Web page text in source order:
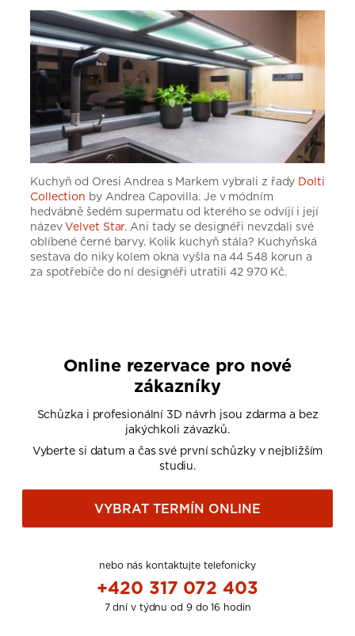
Kuchyň od Oresi Andrea s Markem vybrali z řady Dolti
Collection by Andrea Capovilla. Je v módním
hedvábně šedém supermatu od kterého se odvíjí i její
názevVelvet Star. Ani tady se designéři nevzdali své
oblíbené černé barvy. Kolik kuchyň stála? Kuchyňská
sestava do niky kolem okna vyšla na 44 548 korun a
za spotřebiče do ní designéři utratili 42 970 Kč.
Online rezervace pro nové
zákazníky
Schůzka i profesionální 3D návrh jsou zdarma a bez
jakýchkoli závazků.
Vyberte si datum a čas své první schůzky v nejbližším
studiu.
VYBRAT TERMÍN ONLINE
nebo nás kontaktujte telefonicky
+420 317 072 403
7 dní v týdnu od 9 do 16 hodin